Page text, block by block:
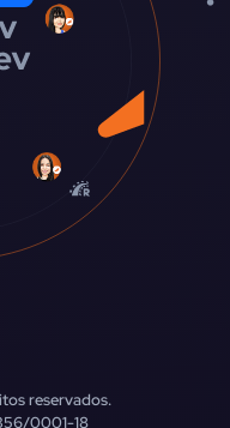
reservados.
0001-18